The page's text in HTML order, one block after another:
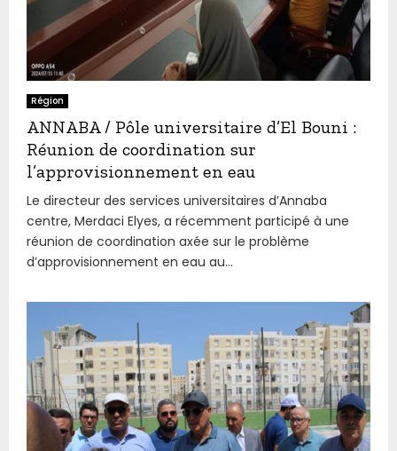
Région
ANNABA / Pôle universitaire d’El Bouni :
Réunion de coordination sur
l’approvisionnement en eau
Le directeur des services universitaires d’Annaba
centre, Merdaci Elyes, a récemment participé à une
réunion de coordination axée sur le problème
d’approvisionnement en eau au...